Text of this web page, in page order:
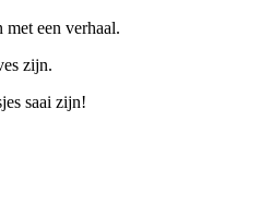
met een verhaal.
zijn.
saai zijn!